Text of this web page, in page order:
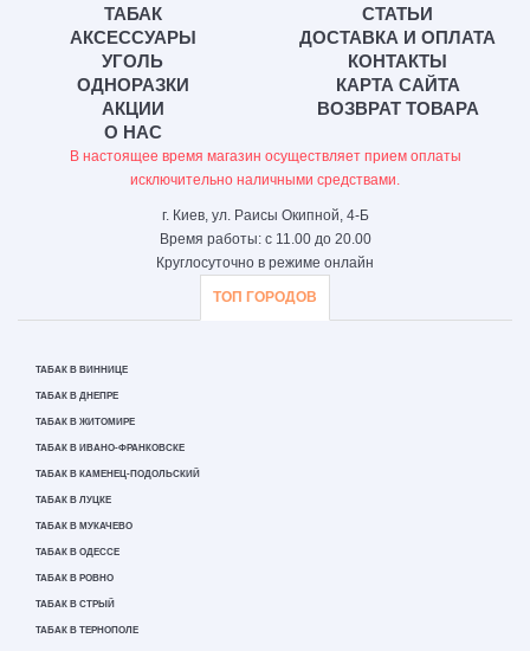
ТАБАК
АКСЕССУАРЫ
УГОЛЬ
ОДНОРАЗКИ
АКЦИИ
О НАС
СТАТЬИ
ДОСТАВКА И ОПЛАТА
КОНТАКТЫ
КАРТА САЙТА
ВОЗВРАТ ТОВАРА
В настоящее время магазин осуществляет прием оплаты
исключительно наличными средствами.
г. Киев, ул. Раисы Окипной, 4-Б
Время работы: с 11.00 до 20.00
Круглосуточно в режиме онлайн
ТОП ГОРОДОВ
ТАБАК В ВИННИЦЕ
ТАБАК В ДНЕПРЕ
ТАБАК В ЖИТОМИРЕ
ТАБАК В ИВАНО-ФРАНКОВСКЕ
ТАБАК В КАМЕНЕЦ-ПОДОЛЬСКИЙ
ТАБАК В ЛУЦКЕ
ТАБАК В МУКАЧЕВО
ТАБАК В ОДЕССЕ
ТАБАК В РОВНО
ТАБАК В СТРЫЙ
ТАБАК В ТЕРНОПОЛЕ